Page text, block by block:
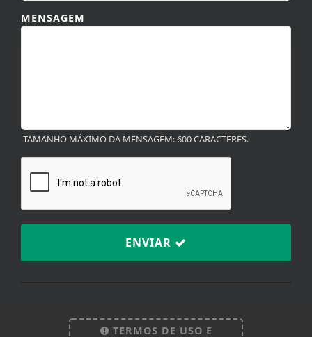
ENVIAR
PRIVACIDADE
Termos de Uso e Privacidade